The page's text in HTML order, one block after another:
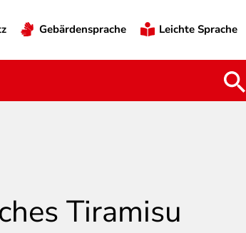
Gebärdensprache Leichte Sprache
Tiramisu